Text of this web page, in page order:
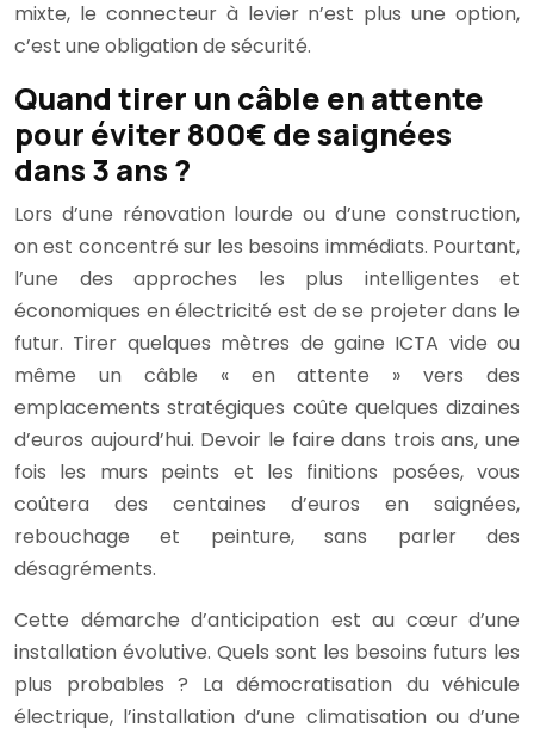
mixte, le connecteur à levier n’est plus une option,
c’est une obligation de sécurité.
Quand tirer un câble en attente
pour éviter 800€ de saignées
dans 3 ans ?
Lors d’une rénovation lourde ou d’une construction,
on est concentré sur les besoins immédiats. Pourtant,
l’une des approches les plus intelligentes et
économiques en électricité est de se projeter dans le
futur. Tirer quelques mètres de gaine ICTA vide ou
même un câble « en attente » vers des
emplacements stratégiques coûte quelques dizaines
d’euros aujourd’hui. Devoir le faire dans trois ans, une
fois les murs peints et les finitions posées, vous
coûtera des centaines d’euros en saignées,
rebouchage et peinture, sans parler des
désagréments.
Cette démarche d’anticipation est au cœur d’une
installation évolutive. Quels sont les besoins futurs les
plus probables ? La démocratisation du véhicule
électrique, l’installation d’une climatisation ou d’une